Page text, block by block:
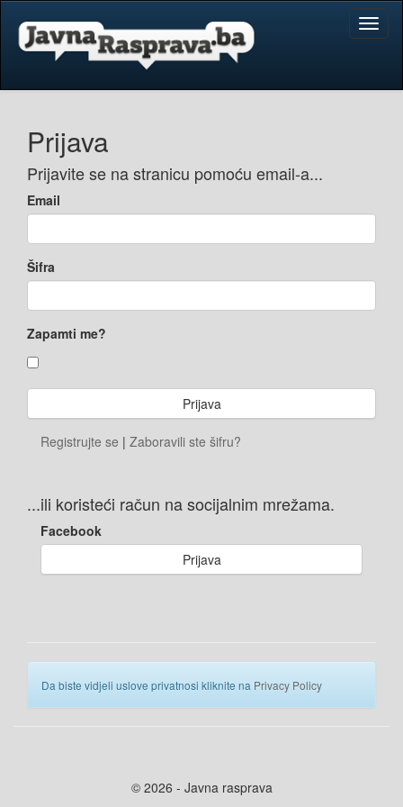
Prijava
Prijavite se na stranicu pomoću email-a...
Email
Šifra
Zapamti me?
Registrujte se | Zaboravili ste šifru?
...ili koristeći račun na socijalnim mrežama.
Facebook
Prijava
Da biste vidjeli uslove privatnosi kliknite na Privacy Policy
© 2026 - Javna rasprava